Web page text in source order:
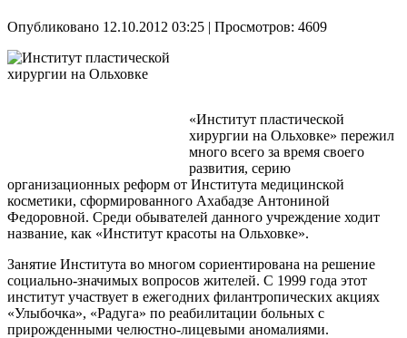
Опубликовано 12.10.2012 03:25 | Просмотров: 4609
«Институт пластической
хирургии на Ольховке» пережил
много всего за время своего
развития, серию
организационных реформ от Института медицинской
косметики, сформированного Ахабадзе Антониной
Федоровной. Среди обывателей данного учреждение ходит
название, как «Институт красоты на Ольховке».
Занятие Института во многом сориентирована на решение
социально-значимых вопросов жителей. С 1999 года этот
институт участвует в ежегодних филантропических акциях
«Улыбочка», «Радуга» по реабилитации больных с
прирожденными челюстно-лицевыми аномалиями.